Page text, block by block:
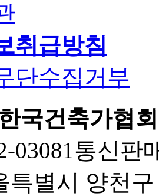
취급방침
단수집거부
국건축가협회
03081통신판
특별시 양천